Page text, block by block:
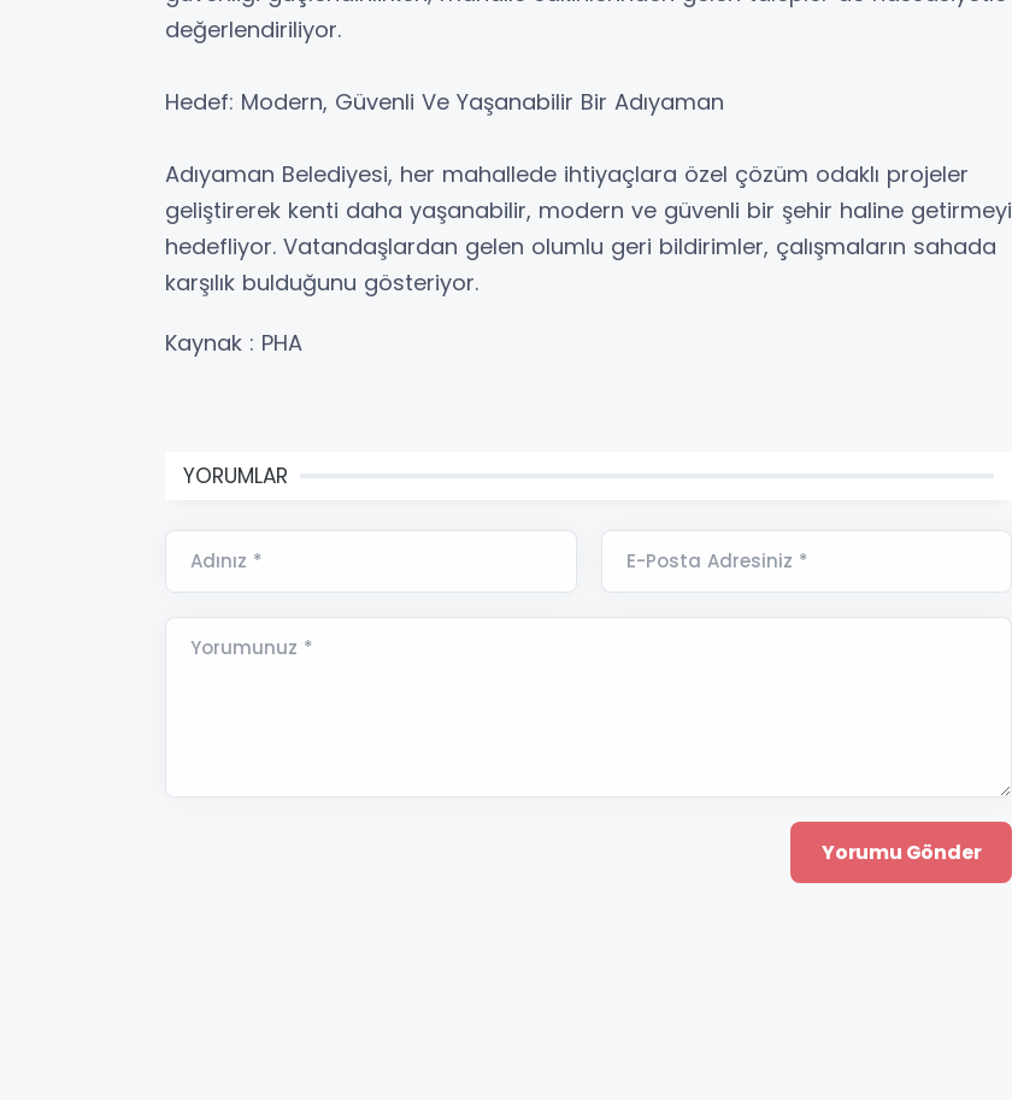
değerlendiriliyor.
Hedef: Modern, Güvenli Ve Yaşanabilir Bir Adıyaman
Adıyaman Belediyesi, her mahallede ihtiyaçlara özel çözüm odaklı projeler
geliştirerek kenti daha yaşanabilir, modern ve güvenli bir şehir haline getirmeyi
hedefliyor. Vatandaşlardan gelen olumlu geri bildirimler, çalışmaların sahada
karşılık bulduğunu gösteriyor.
Kaynak : PHA
YORUMLAR
Adınız * E-Posta Adresiniz *
Yorumunuz *